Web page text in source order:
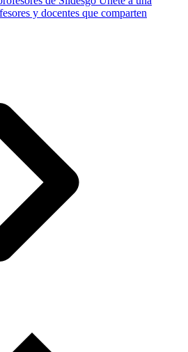
y docentes que comparten